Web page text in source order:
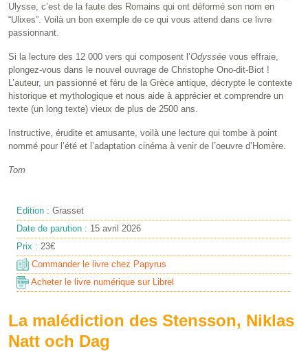
Ulysse, c’est de la faute des Romains qui ont déformé son nom en
“Ulixes”. Voilà un bon exemple de ce qui vous attend dans ce livre
passionnant.
Si la lecture des 12 000 vers qui composent l’Odyssée vous effraie,
plongez-vous dans le nouvel ouvrage de Christophe Ono-dit-Biot !
L’auteur, un passionné et féru de la Grèce antique, décrypte le contexte
historique et mythologique et nous aide à apprécier et comprendre un
texte (un long texte) vieux de plus de 2500 ans.
Instructive, érudite et amusante, voilà une lecture qui tombe à point
nommé pour l’été et l’adaptation cinéma à venir de l’oeuvre d’Homère.
Tom
Edition : Grasset
Date de parution : 15 avril 2026
Prix : 23€
Commander le livre chez Papyrus
Acheter le livre numérique sur Librel
La malédiction des Stensson, Niklas
Natt och Dag